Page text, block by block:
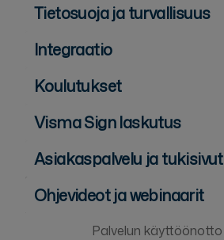
Tietosuoja ja turvallisuus
Integraatio
Koulutukset
Visma Sign laskutus
Asiakaspalvelu ja tukisivut
Ohjevideot ja webinaarit
Palvelun käyttöönotto